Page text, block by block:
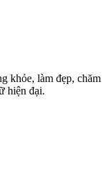
khỏe, làm đẹp, chăm
hiện đại.